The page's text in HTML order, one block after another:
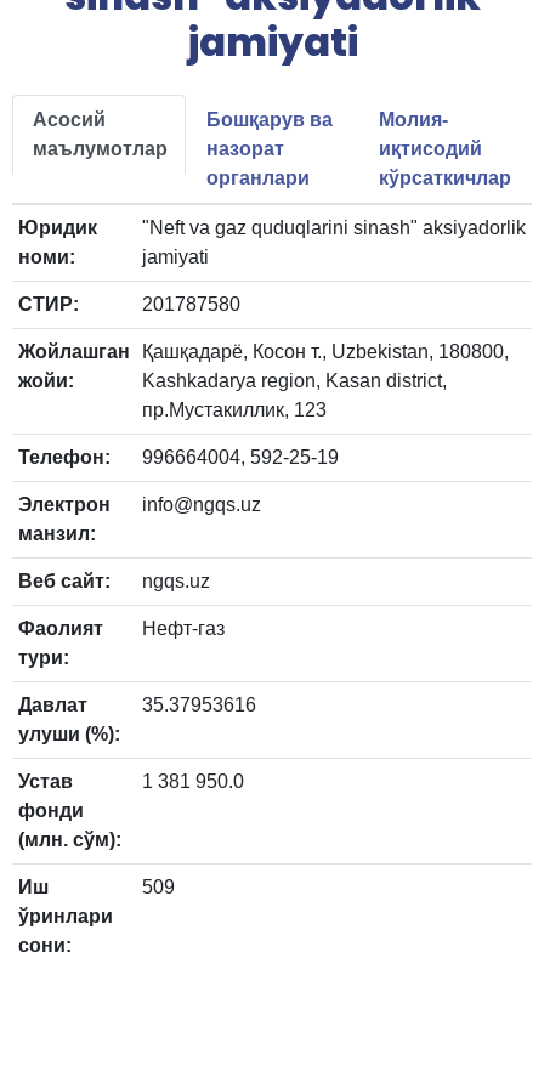
jamiyati
Асосий
маълумотлар
Бошқарув ва
назорат
органлари
Молия-
иқтисодий
кўрсаткичлар
Юридик
номи:
"Neft va gaz quduqlarini sinash" aksiyadorlik
jamiyati
СТИР: 201787580
Жойлашган
жойи:
Қашқадарё, Косон т., Uzbekistan, 180800,
Kashkadarya region, Kasan district,
пр.Мустакиллик, 123
Телефон: 996664004, 592-25-19
Электрон
манзил:
info@ngqs.uz
Веб сайт: ngqs.uz
Фаолият
тури:
Нефт-газ
Давлат
улуши (%):
35.37953616
Устав
фонди
(млн. сўм):
1 381 950.0
Иш
ўринлари
сони:
509